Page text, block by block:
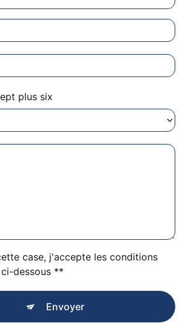
plus six
case, j'accepte les conditions
dessous **
Envoyer